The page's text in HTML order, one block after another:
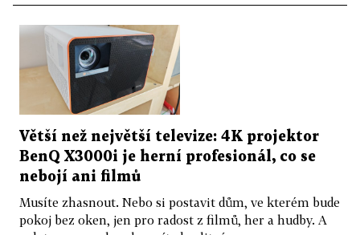
Větší než největší televize: 4K projektor
BenQ X3000i je herní profesionál, co se
nebojí ani filmů
Musíte zhasnout. Nebo si postavit dům, ve kterém bude
pokoj bez oken, jen pro radost z filmů, her a hudby. A